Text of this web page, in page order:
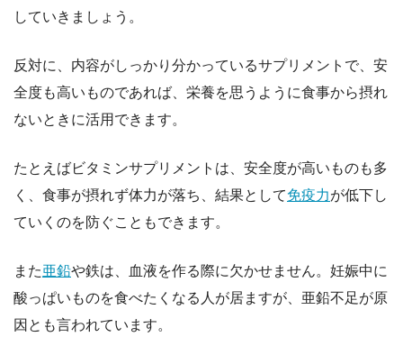
していきましょう。
反対に、内容がしっかり分かっているサプリメントで、安
全度も高いものであれば、栄養を思うように食事から摂れ
ないときに活用できます。
たとえばビタミンサプリメントは、安全度が高いものも多
く、食事が摂れず体力が落ち、結果として免疫力が低下し
ていくのを防ぐこともできます。
また亜鉛や鉄は、血液を作る際に欠かせません。妊娠中に
酸っぱいものを食べたくなる人が居ますが、亜鉛不足が原
因とも言われています。